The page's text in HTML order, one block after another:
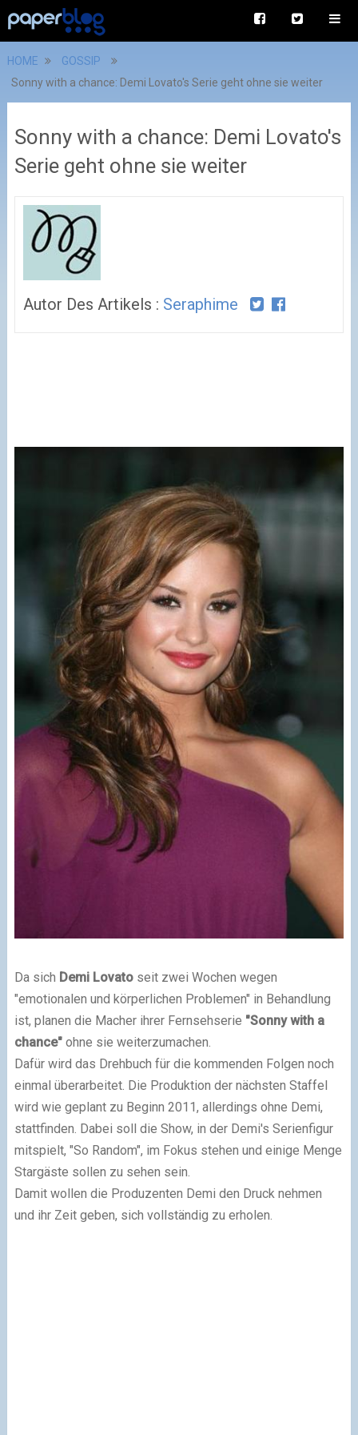
HOME
GOSSIP
Sonny with a chance: Demi Lovato's Serie geht ohne sie weiter
Sonny with a chance: Demi Lovato's
Serie geht ohne sie weiter
Autor Des Artikels : Seraphime
Da sich Demi Lovatoseit zwei Wochen wegen
"emotionalen und körperlichen Problemen" in Behandlung
ist, planen die Macher ihrer Fernsehserie "Sonny with a
chance"ohne sie weiterzumachen.
Dafür wird das Drehbuch für die kommenden Folgen noch
einmal überarbeitet. Die Produktion der nächsten Staffel
wird wie geplant zu Beginn 2011, allerdings ohne Demi,
stattfinden. Dabei soll die Show, in der Demi's Serienfigur
mitspielt, "So Random", im Fokus stehen und einige Menge
Stargäste sollen zu sehen sein.
Damit wollen die Produzenten Demi den Druck nehmen
und ihr Zeit geben, sich vollständig zu erholen.